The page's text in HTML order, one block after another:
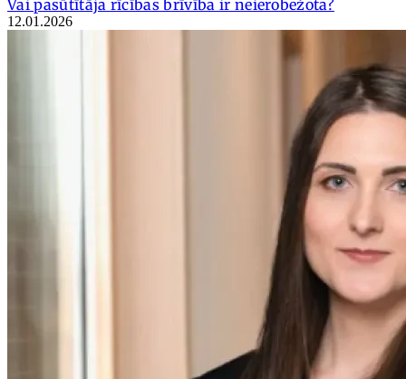
Vai pasūtītāja rīcības brīvība ir neierobežota?
12.01.2026